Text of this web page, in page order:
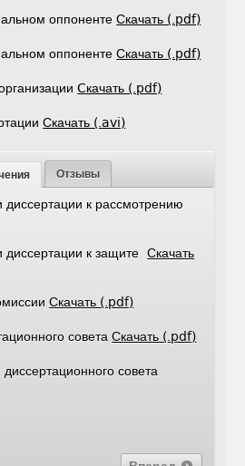
оппонентеСкачать (.pdf)
оппонентеСкачать (.pdf)
Cкачать (.pdf)
Скачать (.avi)
Отзывы
к рассмотрению
диссертации к защитеСкачать
Скачать (.pdf)
советаСкачать (.pdf)
совета